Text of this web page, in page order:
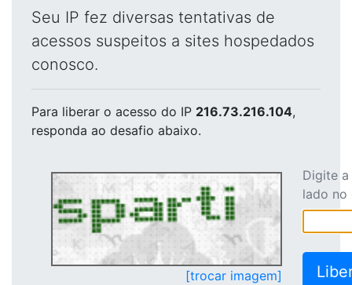
Seu IP fez diversas tentativas de
acessos suspeitos a sites hospedados
conosco.
Para liberar o acesso do IP 216.73.216.104,
responda ao desafio abaixo.
[trocar imagem]
Digite
lado no